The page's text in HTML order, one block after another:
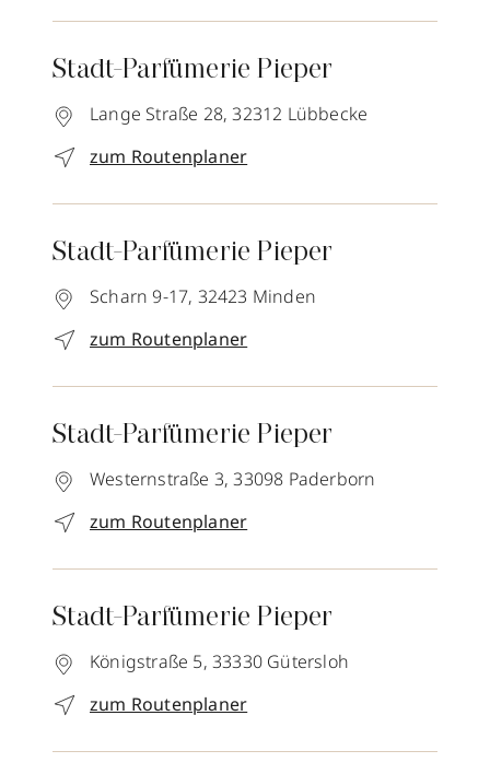
Stadt-Parfümerie Pieper
Lange Straße 28, 32312 Lübbecke
zum Routenplaner
Stadt-Parfümerie Pieper
Scharn 9-17, 32423 Minden
zum Routenplaner
Stadt-Parfümerie Pieper
Westernstraße 3, 33098 Paderborn
zum Routenplaner
Stadt-Parfümerie Pieper
Königstraße 5, 33330 Gütersloh
zum Routenplaner